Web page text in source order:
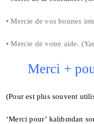
• Mercie de vos bonnes
• Mercie de votre aide.
Merci +
(Pour est plus souvent
‘Merci pour’ kalıbından